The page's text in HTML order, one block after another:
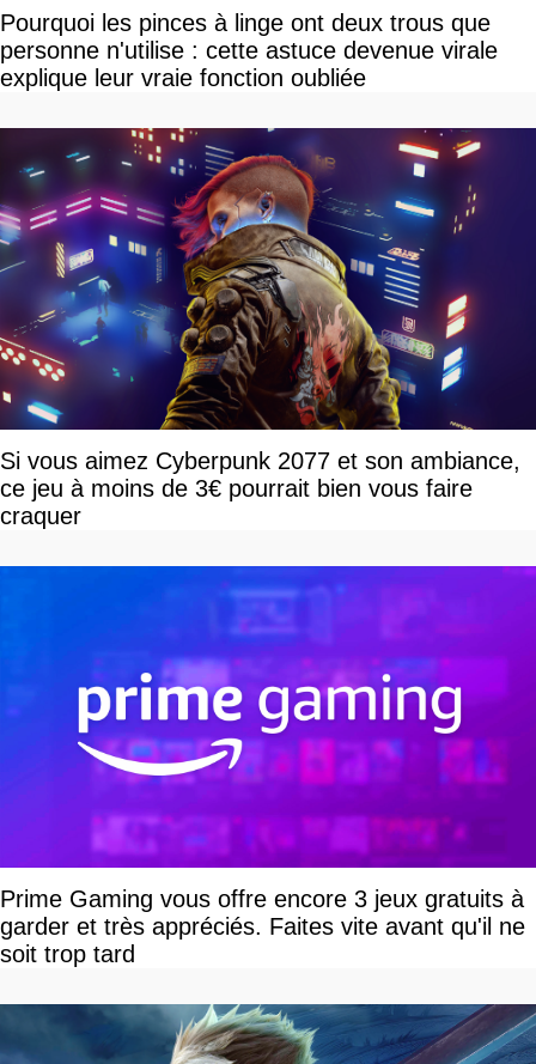
Pourquoi les pinces à linge ont deux trous que
personne n'utilise : cette astuce devenue virale
explique leur vraie fonction oubliée
Si vous aimez Cyberpunk 2077 et son ambiance,
ce jeu à moins de 3€ pourrait bien vous faire
craquer
Prime Gaming vous offre encore 3 jeux gratuits à
garder et très appréciés. Faites vite avant qu'il ne
soit trop tard